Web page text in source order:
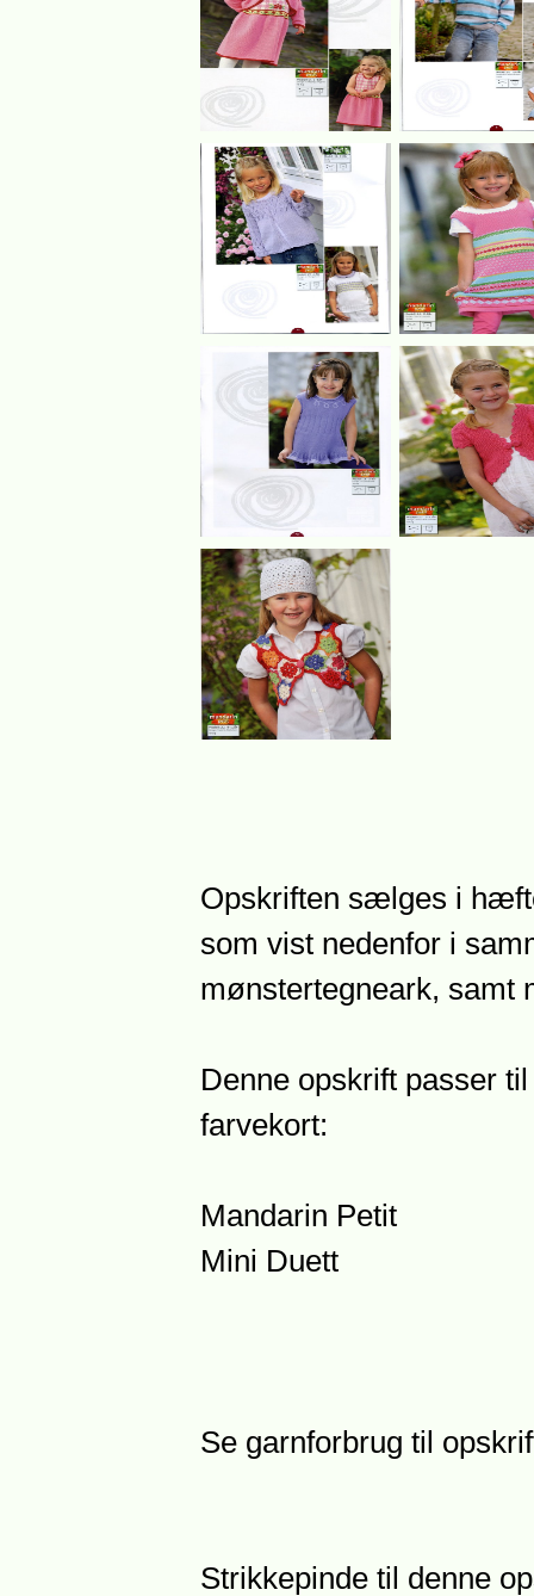
Opskriften sælges i
som vist nedenfor i
mønstertegneark, samt
Denne opskrift passer
farvekort:
Mandarin Petit
Mini Duett
Se garnforbrug til
Strikkepinde til denne